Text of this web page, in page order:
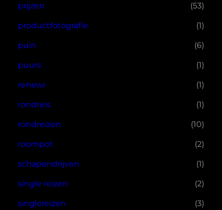
prijzen (53)
productfotografie (1)
puin (6)
puurs (1)
renewi (1)
rondreis (1)
rondreizen (10)
roompot (2)
schapendrijven (1)
single reizen (2)
singlereizen (3)